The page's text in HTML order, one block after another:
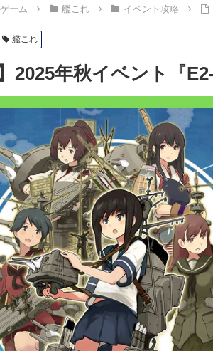
ゲーム 艦これ イベント攻略
艦これ
2025年秋イベント『